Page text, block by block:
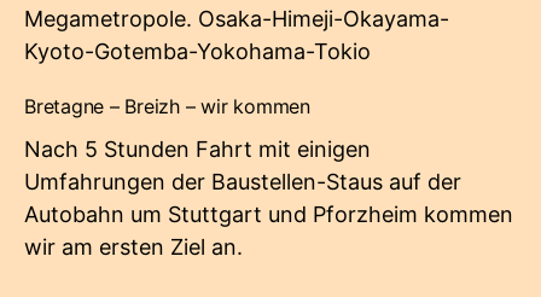
Megametropole. Osaka-Himeji-Okayama-
Kyoto-Gotemba-Yokohama-Tokio
Bretagne – Breizh – wir kommen
Nach 5 Stunden Fahrt mit einigen
Umfahrungen der Baustellen-Staus auf der
Autobahn um Stuttgart und Pforzheim kommen
wir am ersten Ziel an.